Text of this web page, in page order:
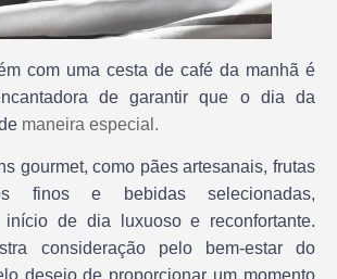
com uma cesta de café da manhã é
de garantir que o dia da
maneira especial.
gourmet, como pães artesanais, frutas
finos e bebidas selecionadas,
início de dia luxuoso e reconfortante.
consideração pelo bem-estar do